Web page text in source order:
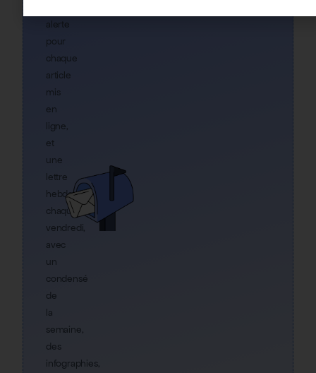
alerte
pour
chaque
article
mis
en
ligne,
et
une
lettre
hebdo
chaque
vendredi,
avec
un
condensé
de
la
semaine,
des
infographies,